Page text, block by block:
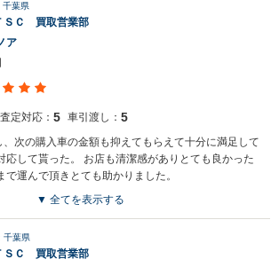
千葉県
ＳＣ 買取営業部
ア
査定対応： 5 車引渡し： 5
次の購入車の金額も抑えてもらえて十分に満足して
応して貰った。 お店も清潔感がありとても良かった
運んで頂きとても助かりました。
車のご売却ありがとうございます。今回の買取査
いた事を大変嬉しく思います。今後とも、たくさ
▼ 全てを表示する
千葉県
ＳＣ 買取営業部